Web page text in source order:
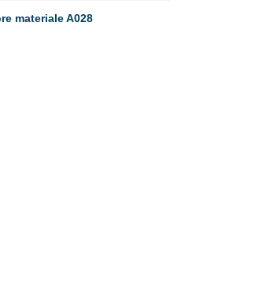
materiale A028